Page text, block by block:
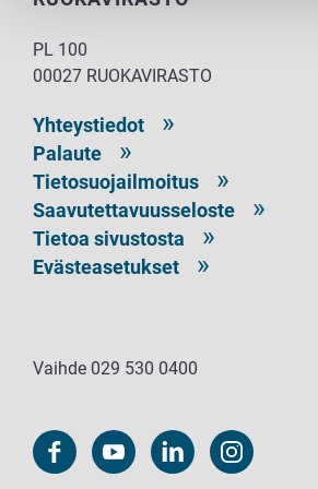
PL 100
00027 RUOKAVIRASTO
Yhteystiedot
Palaute
Tietosuojailmoitus
Saavutettavuusseloste
Tietoa sivustosta
Evästeasetukset
Vaihde 029 530 0400